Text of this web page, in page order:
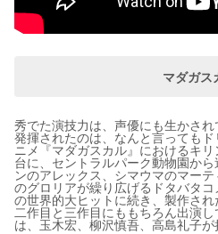
マダガス
秀でた演技力は、声優にも生かさ
発揮されたのは、なんと言っても
ニメ『マダガスカル』におけるキ
台に、セントラルパーク動物園か
ンのアレックス、シマウマのマー
のグロリアが繰り広げるドタバタ
の世界的大ヒットに続き、製作さ
二作目と三作目にももちろん出演
は、玉木宏、柳沢慎吾、高島礼子